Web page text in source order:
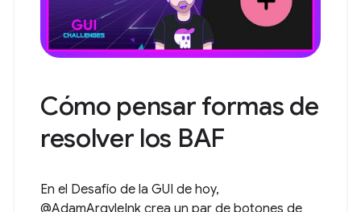
Cómo pensar formas de
resolver los BAF
En el Desafío de la GUI de hoy,